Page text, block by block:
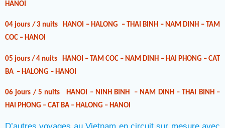
HANOI
04 jours / 3 nuits HANOI – HALONG – THAI BINH – NAM DINH – TAM
COC – HANOI
05 jours / 4 nuits HANOI – TAM COC – NAM DINH – HAI PHONG – CAT
BA – HALONG – HANOI
06 jours / 5 nuits HANOI – NINH BINH – NAM DINH – THAI BINH –
HAI PHONG – CAT BA – HALONG – HANOI